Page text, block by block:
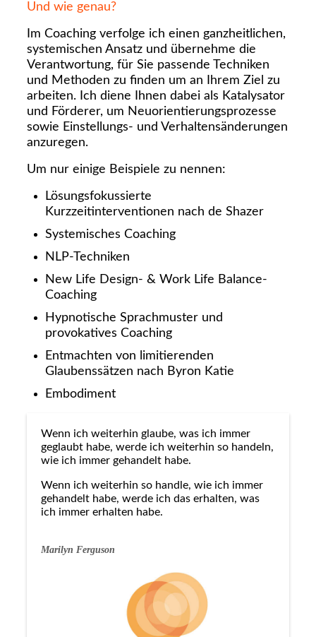
Und wie genau?
Im Coaching verfolge ich einen ganzheitlichen,
systemischen Ansatz und übernehme die
Verantwortung, für Sie passende Techniken
und Methoden zu finden um an Ihrem Ziel zu
arbeiten. Ich diene Ihnen dabei als Katalysator
und Förderer, um Neuorientierungsprozesse
sowie Einstellungs- und Verhaltensänderungen
anzuregen.
Um nur einige Beispiele zu nennen:
Lösungsfokussierte
Kurzzeitinterventionen nach de Shazer
Systemisches Coaching
NLP-Techniken
New Life Design- & Work Life Balance-
Coaching
Hypnotische Sprachmuster und
provokatives Coaching
Entmachten von limitierenden
Glaubenssätzen nach Byron Katie
Embodiment
Wenn ich weiterhin glaube, was ich immer
geglaubt habe, werde ich weiterhin so handeln,
wie ich immer gehandelt habe.
Wenn ich weiterhin so handle, wie ich immer
gehandelt habe, werde ich das erhalten, was
ich immer erhalten habe.
Marilyn Ferguson